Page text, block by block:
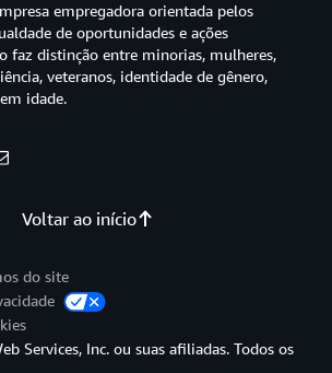
Voltar ao início
empregadora orientada pelos
de oportunidades e ações
faz distinção entre minorias, mulheres,
veteranos, identidade de gênero,
idade.
do site
Services, Inc. ou suas afiliadas. Todos os